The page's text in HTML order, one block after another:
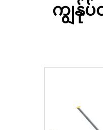
ကျွန်ုပ်